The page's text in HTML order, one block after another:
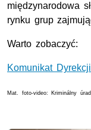
międzynarodowa
rynku grup
Warto zobaczyć:
Komunikat
Mat. foto-video: Kriminálny